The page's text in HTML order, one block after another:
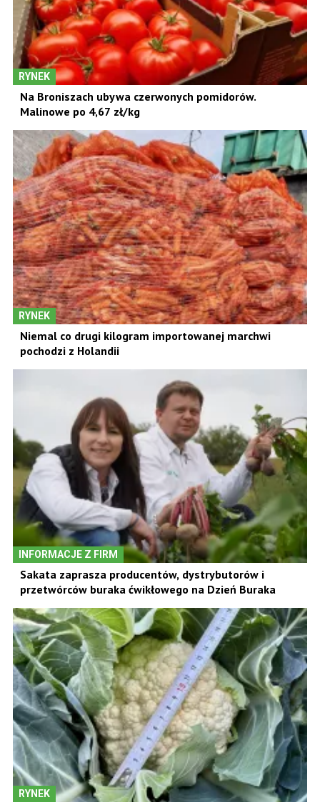
RYNEK
Na Broniszach ubywa czerwonych pomidorów.
Malinowe po 4,67 zł/kg
RYNEK
Niemal co drugi kilogram importowanej marchwi
pochodzi z Holandii
INFORMACJE Z FIRM
Sakata zaprasza producentów, dystrybutorów i
przetwórców buraka ćwikłowego na Dzień Buraka
RYNEK